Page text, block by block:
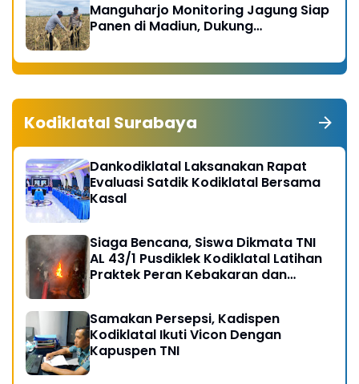
Manguharjo Monitoring Jagung Siap
Panen di Madiun, Dukung
Kodiklatal Surabaya
Dankodiklatal Laksanakan Rapat
Evaluasi Satdik Kodiklatal Bersama
Kasal
Siaga Bencana, Siswa Dikmata TNI
AL 43/1 Pusdiklek Kodiklatal Latihan
Praktek Peran Kebakaran dan
Samakan Persepsi, Kadispen
Kodiklatal Ikuti Vicon Dengan
Kapuspen TNI